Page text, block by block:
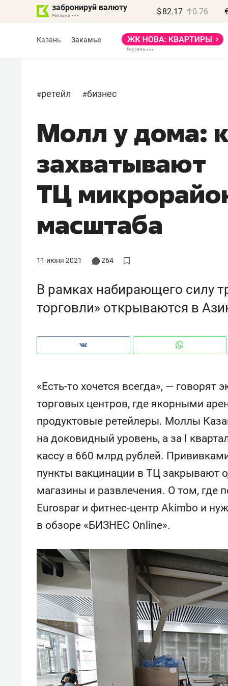
забронируй валюту $ 82.17 0.76
Казань Закамье
#ретейл #бизнес
Молл у дома:
захватывают
ТЦ
масштаба
11 июня 2021 264
В рамках набирающего силу
торговли» открываются в
«Есть-то хочется всегда», —
торговых центров, где якорными
продуктовые ретейлеры. Моллы
на доковидный уровень, а за I
кассу в 660 млрд рублей.
пункты вакцинации в ТЦ закрывают
магазины и развлечения. О том, где
Eurospar и фитнес-центр Akimbo и
в обзоре «БИЗНЕС Online».
Василь Мазитов
МАРТ
«Не зная местных
правил, бизнес может
потерять минимум
полгода»
Как бизнесу выйти на зарубежные
Оставить шум за волной: как
строят тишину в казанском
ЖК «Заря»
когда
свою